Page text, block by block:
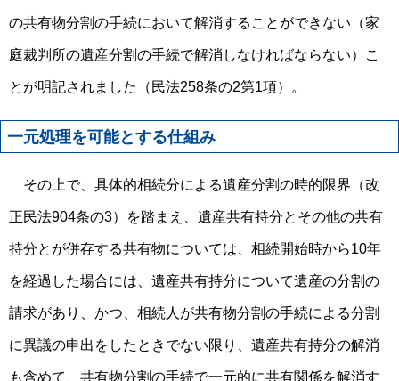
の共有物分割の手続において解消することができない（家
庭裁判所の遺産分割の手続で解消しなければならない）こ
とが明記されました（民法258条の2第1項）。
一元処理を可能とする仕組み
その上で、具体的相続分による遺産分割の時的限界（改
正民法904条の3）を踏まえ、遺産共有持分とその他の共有
持分とが併存する共有物については、相続開始時から10年
を経過した場合には、遺産共有持分について遺産の分割の
請求があり、かつ、相続人が共有物分割の手続による分割
に異議の申出をしたときでない限り、遺産共有持分の解消
も含めて、共有物分割の手続で一元的に共有関係を解消す